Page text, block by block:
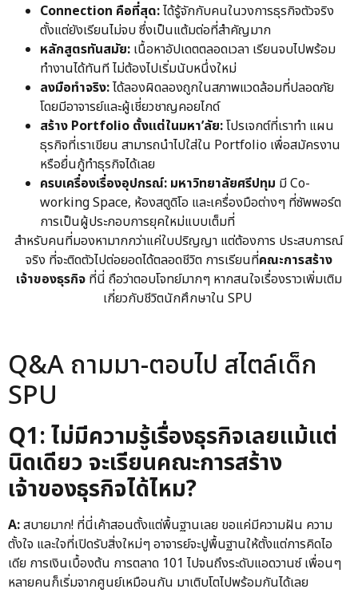
Connection คือที่สุด:ได้รู้จักกับคนในวงการธุรกิจตัวจริง
ตั้งแต่ยังเรียนไม่จบ ซึ่งเป็นแต้มต่อที่สำคัญมาก
หลักสูตรทันสมัย: เนื้อหาอัปเดตตลอดเวลา เรียนจบไปพร้อม
ทำงานได้ทันที ไม่ต้องไปเริ่มนับหนึ่งใหม่
ลงมือทำจริง:ได้ลองผิดลองถูกในสภาพแวดล้อมที่ปลอดภัย
โดยมีอาจารย์และผู้เชี่ยวชาญคอยไกด์
สร้าง Portfolio ตั้งแต่ในมหา’ลัย:โปรเจกต์ที่เราทำ แผน
ธุรกิจที่เราเขียน สามารถนำไปใส่ใน Portfolio เพื่อสมัครงาน
หรือยื่นกู้ทำธุรกิจได้เลย
ครบเครื่องเรื่องอุปกรณ์: มหาวิทยาลัยศรีปทุม มี Co-
working Space, ห้องสตูดิโอ และเครื่องมือต่างๆ ที่ซัพพอร์ต
การเป็นผู้ประกอบการยุคใหม่แบบเต็มที่
สำหรับคนที่มองหามากกว่าแค่ใบปริญญา แต่ต้องการ ประสบการณ์
จริง ที่จะติดตัวไปต่อยอดได้ตลอดชีวิต การเรียนที่คณะการสร้าง
เจ้าของธุรกิจ ที่นี่ ถือว่าตอบโจทย์มากๆ หากสนใจเรื่องราวเพิ่มเติม
เกี่ยวกับชีวิตนักศึกษาใน SPU
Q&A ถามมา-ตอบไป สไตล์เด็ก
SPU
Q1: ไม่มีความรู้เรื่องธุรกิจเลยแม้แต่
นิดเดียว จะเรียนคณะการสร้าง
เจ้าของธุรกิจได้ไหม?
A:สบายมาก! ที่นี่เค้าสอนตั้งแต่พื้นฐานเลย ขอแค่มีความฝัน ความ
ตั้งใจ และใจที่เปิดรับสิ่งใหม่ๆ อาจารย์จะปูพื้นฐานให้ตั้งแต่การคิดไอ
เดีย การเงินเบื้องต้น การตลาด 101 ไปจนถึงระดับแอดวานซ์ เพื่อนๆ
หลายคนก็เริ่มจากศูนย์เหมือนกัน มาเติบโตไปพร้อมกันได้เลย